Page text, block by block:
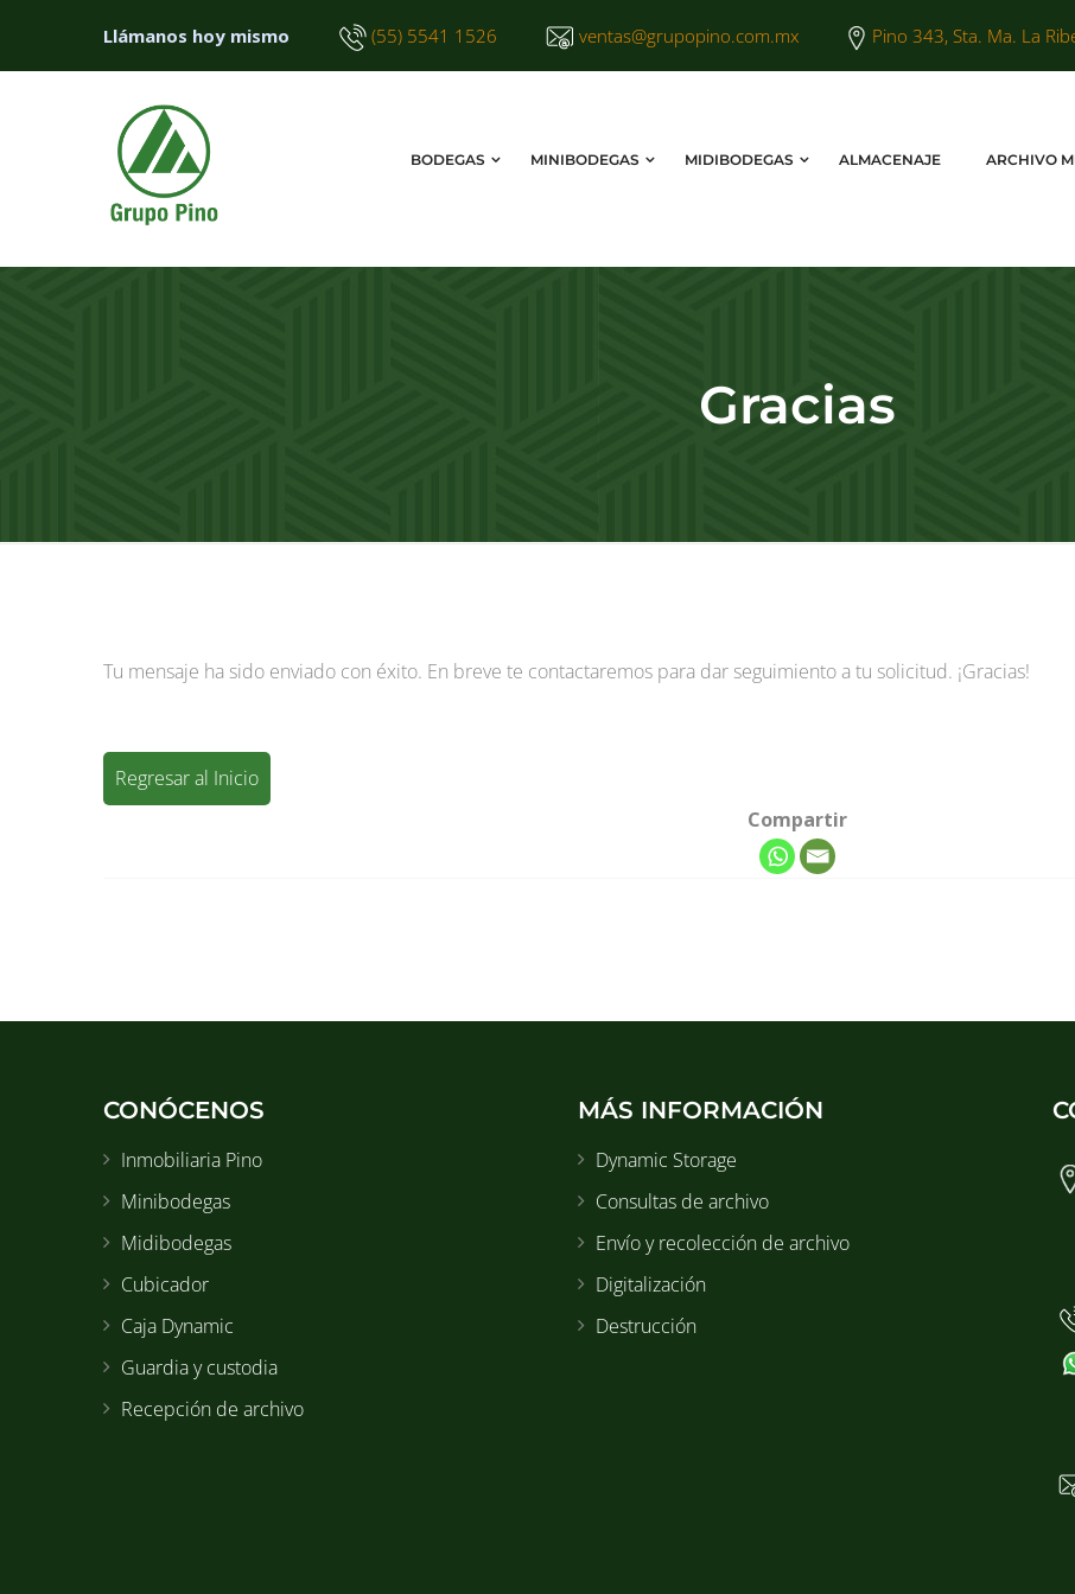
Llámanos hoy mismo (55) 5541 1526 ventas@grupopino.com.mx Pino 343, Sta. Ma. La
BODEGAS MINIBODEGAS MIDIBODEGAS ALMACENAJE ARCHIVO
Gracias
Tu mensaje ha sido enviado con éxito. En breve te contactaremos para dar seguimiento a tu solicitud. ¡Gracias!
Regresar al Inicio
Compartir
CONÓCENOS
Inmobiliaria Pino
Minibodegas
Midibodegas
Cubicador
Caja Dynamic
Guardia y custodia
Recepción de archivo
MÁS INFORMACIÓN
Dynamic Storage
Consultas de archivo
Envío y recolección de archivo
Digitalización
Destrucción